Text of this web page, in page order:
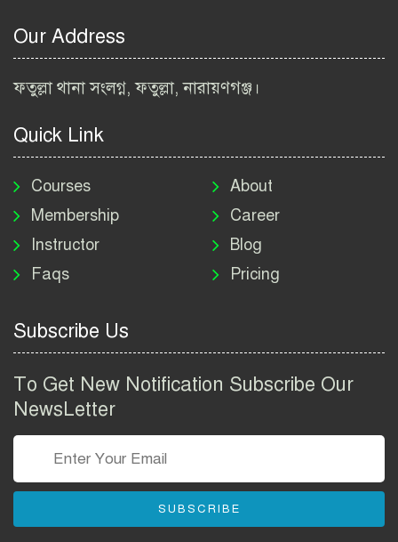
২০২৬ | BIWTA Job Circular
নিয়োগ বিজ্ঞপ্তি ২০২৬ | DNC
Job Circular 2026
পাসপোর্ট করতে কি কি লাগে
২০২৬ | ই-পাসপোর্ট আবেদন ও
Group Job Circular 2026
তথ্য অধিদপ্তর নিয়োগ বিজ্ঞপ্তি
বাংলাদেশ পুলিশ এএসআই
Our Address
ফতুল্লা থানা সংলগ্ন, ফতুল্লা, নারায়ণগঞ্জ।
Quick Link
Courses
Membership
Instructor
Faqs
About
Career
Blog
Pricing
Subscribe Us
To Get New Notification Subscribe Our
NewsLetter
SUBSCRIBE